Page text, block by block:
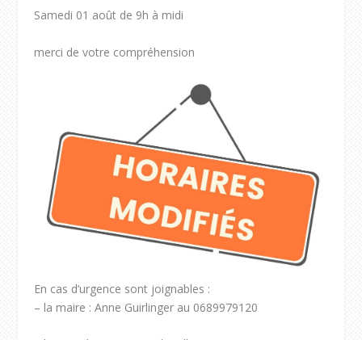
Samedi 01 août de 9h à midi
merci de votre compréhension
En cas d’urgence sont joignables :
– la maire : Anne Guirlinger au 0689979120